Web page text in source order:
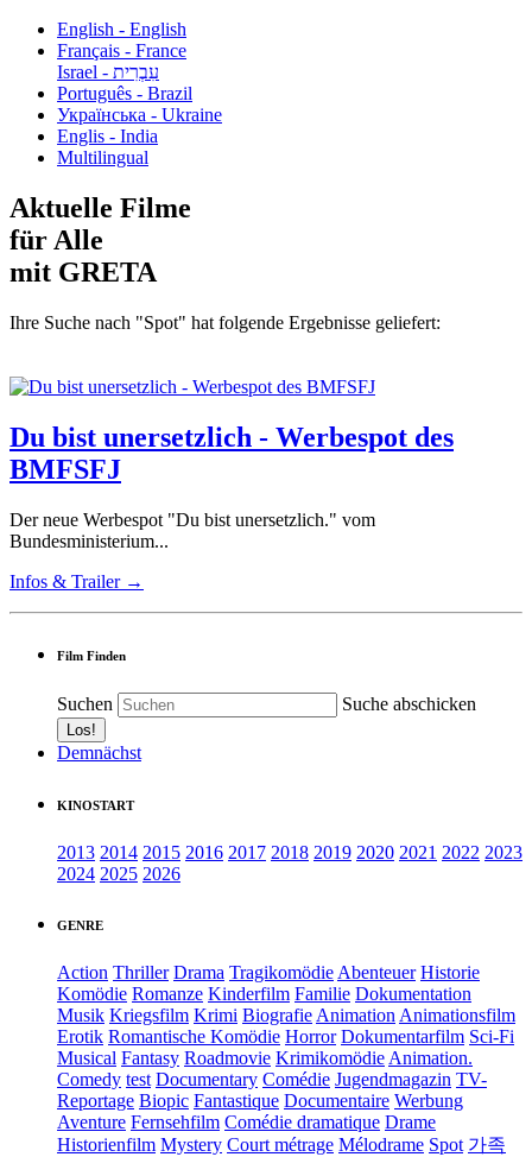
English - English
Français - France
עִבְרִית - Israel
Português - Brazil
Українська - Ukraine
Englis - India
Multilingual
Aktuelle Filme
für Alle
mit GRETA
Ihre Suche nach "Spot" hat folgende Ergebnisse geliefert:
Du bist unersetzlich - Werbespot des
BMFSFJ
Der neue Werbespot "Du bist unersetzlich." vom
Bundesministerium...
Infos & Trailer →
Film Finden
Suchen Suche abschicken
Demnächst
KINOSTART
2013 2014 2015 2016 2017 2018 2019 2020 2021 2022 2023
2024 2025 2026
GENRE
Action Thriller Drama TragikomödieAbenteuer Historie
Komödie Romanze Kinderfilm Familie Dokumentation
Musik Kriegsfilm Krimi BiografieAnimationAnimationsfilm
Erotik Romantische Komödie Horror Dokumentarfilm Sci-Fi
Musical Fantasy Roadmovie KrimikomödieAnimation.
Comedy test Documentary Comédie Jugendmagazin TV-
Reportage Biopic Fantastique Documentaire Werbung
Aventure Fernsehfilm Comédie dramatique Drame
Historienfilm Mystery Court métrage Mélodrame Spot 가족